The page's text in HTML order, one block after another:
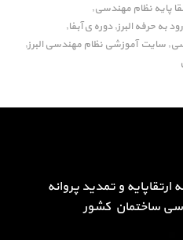
پایه نظام مهندسی,
به حرفه البرز,دوره ی آبفا,
, سایت آموزشی نظام مهندسی البرز,
و تمدید پروانه
ساختمان کشور